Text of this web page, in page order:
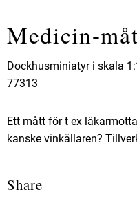
Medicin-
Dockhusminiatyr i skala
77313
Ett mått för t ex
kanske vinkällaren?
Share